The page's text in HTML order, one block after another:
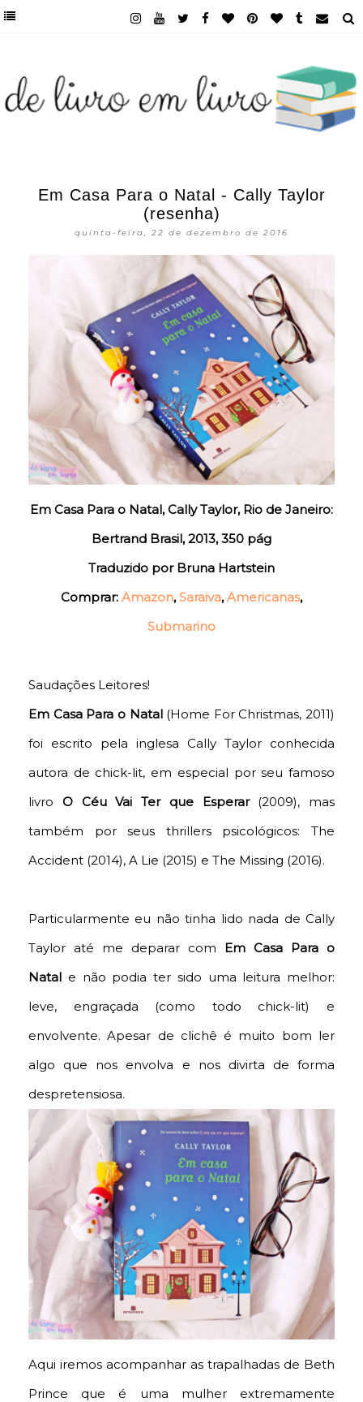
Em Casa Para o Natal - Cally Taylor
(resenha)
quinta-feira, 22 de dezembro de 2016
Em Casa Para o Natal, Cally Taylor, Rio de Janeiro:
Bertrand Brasil, 2013, 350 pág
Traduzido por Bruna Hartstein
Comprar: Amazon,Saraiva,Americanas,
Submarino
Saudações Leitores!
Em Casa Para o Natal(Home For Christmas, 2011)
foi escrito pela inglesa Cally Taylor conhecida
autora de chick-lit, em especial por seu famoso
livro O Céu Vai Ter que Esperar(2009), mas
também por seus thrillers psicológicos: The
Accident (2014), A Lie (2015) e The Missing (2016).
Particularmente eu não tinha lido nada de Cally
Taylor até me deparar com Em Casa Para o
Natal e não podia ter sido uma leitura melhor:
leve, engraçada (como todo chick-lit) e
envolvente. Apesar de clichê é muito bom ler
algo que nos envolva e nos divirta de forma
despretensiosa.
Aqui iremos acompanhar as trapalhadas de Beth
Prince que é uma mulher extremamente